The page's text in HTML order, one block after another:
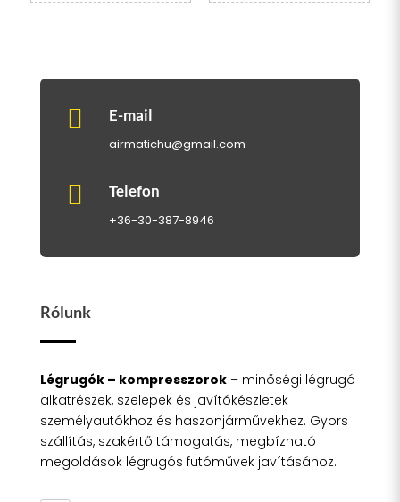
 E-mail
airmatichu@gmail.com
 Telefon
+36-30-387-8946
Rólunk
Légrugók – kompresszorok– minőségi légrugó
alkatrészek, szelepek és javítókészletek
személyautókhoz és haszonjárművekhez. Gyors
szállítás, szakértő támogatás, megbízható
megoldások légrugós futóművek javításához.